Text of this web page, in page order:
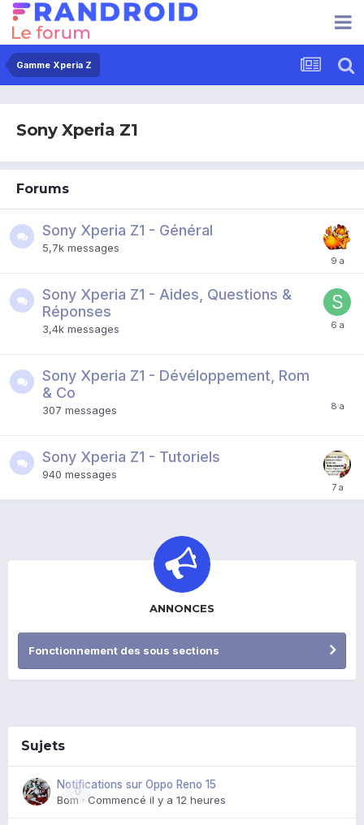
Gamme Xperia Z
Sony Xperia Z1
Forums
Sony Xperia Z1 - Général
5,7k messages
Sony Xperia Z1 - Aides, Questions &
Réponses
3,4k messages
Sony Xperia Z1 - Dévéloppement, Rom
& Co
307 messages
Sony Xperia Z1 - Tutoriels
940 messages
ANNONCES
Fonctionnement des sous sections
Sujets
0
Notifications sur Oppo Reno 15
Bom · Commencé il y a 12 heures